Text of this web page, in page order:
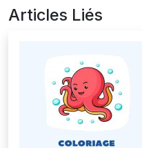
Articles Liés